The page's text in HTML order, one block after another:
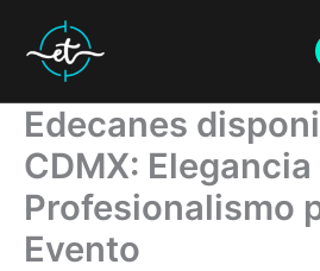
contenido
Edecanes
CDMX: Elegancia
Profesionalismo
Evento